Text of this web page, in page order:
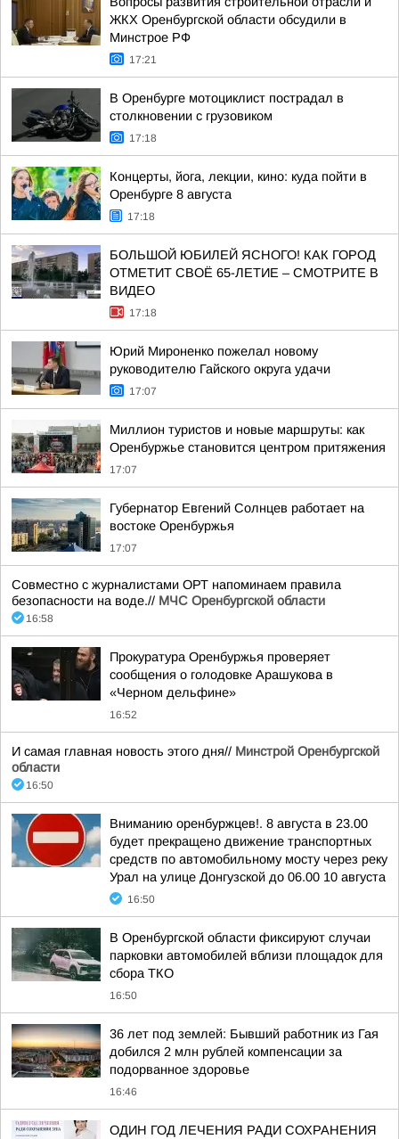
ЖКХ Оренбургской области обсудили в
Минстрое РФ
17:21
В Оренбурге мотоциклист пострадал в
столкновении с грузовиком
17:18
Концерты, йога, лекции, кино: куда пойти в
Оренбурге 8 августа
17:18
БОЛЬШОЙ ЮБИЛЕЙ ЯСНОГО! КАК ГОРОД
ОТМЕТИТ СВОЁ 65-ЛЕТИЕ – СМОТРИТЕ В
ВИДЕО
17:18
Юрий Мироненко пожелал новому
руководителю Гайского округа удачи
17:07
Миллион туристов и новые маршруты: как
Оренбуржье становится центром притяжения
17:07
Губернатор Евгений Солнцев работает на
востоке Оренбуржья
17:07
Совместно с журналистами ОРТ напоминаем правила
безопасности на воде.// МЧС Оренбургской области
16:58
Прокуратура Оренбуржья проверяет
сообщения о голодовке Арашукова в
«Черном дельфине»
16:52
И самая главная новость этого дня// Минстрой Оренбургской
области
16:50
Вниманию оренбуржцев!. 8 августа в 23.00
будет прекращено движение транспортных
средств по автомобильному мосту через реку
Урал на улице Донгузской до 06.00 10 августа
16:50
В Оренбургской области фиксируют случаи
парковки автомобилей вблизи площадок для
сбора ТКО
16:50
36 лет под землей: Бывший работник из Гая
добился 2 млн рублей компенсации за
подорванное здоровье
16:46
ОДИН ГОД ЛЕЧЕНИЯ РАДИ СОХРАНЕНИЯ